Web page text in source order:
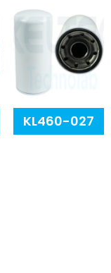
KL460-027